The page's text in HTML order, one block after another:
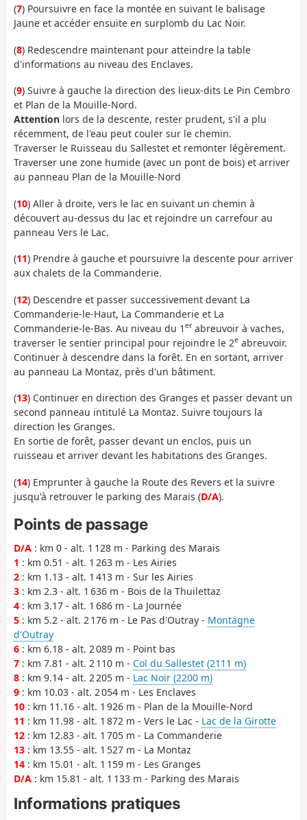
(7) Poursuivre en face la montée en suivant le balisage
Jaune et accéder ensuite en surplomb du Lac Noir.
(8) Redescendre maintenant pour atteindre la table
d'informations au niveau des Enclaves.
(9) Suivre à gauche la direction des lieux-dits Le Pin Cembro
et Plan de la Mouille-Nord.
Attention lors de la descente, rester prudent, s'il a plu
récemment, de l'eau peut couler sur le chemin.
Traverser le Ruisseau du Sallestet et remonter légèrement.
Traverser une zone humide (avec un pont de bois) et arriver
au panneau Plan de la Mouille-Nord
(10) Aller à droite, vers le lac en suivant un chemin à
découvert au-dessus du lac et rejoindre un carrefour au
panneau Vers le Lac.
(11) Prendre à gauche et poursuivre la descente pour arriver
aux chalets de la Commanderie.
(12) Descendre et passer successivement devant La
Commanderie-le-Haut, La Commanderie et La
Commanderie-le-Bas. Au niveau du 1 er abreuvoir à vaches,
traverser le sentier principal pour rejoindre le 2e abreuvoir.
Continuer à descendre dans la forêt. En en sortant, arriver
au panneau La Montaz, près d'un bâtiment.
(13) Continuer en direction des Granges et passer devant un
second panneau intitulé La Montaz. Suivre toujours la
direction les Granges.
En sortie de forêt, passer devant un enclos, puis un
ruisseau et arriver devant les habitations des Granges.
(14) Emprunter à gauche la Route des Revers et la suivre
jusqu'à retrouver le parking des Marais (D/A).
Points de passage
D/A : km 0 - alt. 1 128 m - Parking des Marais
1 : km 0.51 - alt. 1 263 m - Les Airies
2 : km 1.13 - alt. 1 413 m - Sur les Airies
3 : km 2.3 - alt. 1 636 m - Bois de la Thuilettaz
4 : km 3.17 - alt. 1 686 m - La Journée
5 : km 5.2 - alt. 2 176 m - Le Pas d'Outray - Montagne
d'Outray
6 : km 6.18 - alt. 2 089 m - Point bas
7 : km 7.81 - alt. 2 110 m - Col du Sallestet (2111 m)
8 : km 9.14 - alt. 2 205 m - Lac Noir (2200 m)
9 : km 10.03 - alt. 2 054 m - Les Enclaves
10 : km 11.16 - alt. 1 926 m - Plan de la Mouille-Nord
11 : km 11.98 - alt. 1 872 m - Vers le Lac - Lac de la Girotte
12 : km 12.83 - alt. 1 705 m - La Commanderie
13 : km 13.55 - alt. 1 527 m - La Montaz
14 : km 15.01 - alt. 1 159 m - Les Granges
D/A : km 15.81 - alt. 1 133 m - Parking des Marais
Informations pratiques